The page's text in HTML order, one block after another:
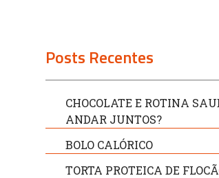
Posts Recentes
CHOCOLATE E ROTINA
ANDAR JUNTOS?
BOLO CALÓRICO
TORTA PROTEICA DE